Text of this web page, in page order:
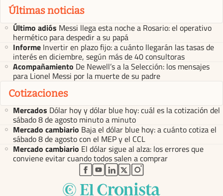
Últimas noticias
Último adiós Messi llega esta noche a Rosario: el operativo
hermético para despedir a su papá
Informe Invertir en plazo fijo: a cuánto llegarán las tasas de
interés en diciembre, según más de 40 consultoras
Acompañamiento De Newell’s a la Selección: los mensajes
para Lionel Messi por la muerte de su padre
Cotizaciones
Mercados Dólar hoy y dólar blue hoy: cuál es la cotización del
sábado 8 de agosto minuto a minuto
Mercado cambiario Baja el dólar blue hoy: a cuánto cotiza el
sábado 8 de agosto con el MEP y el CCL
Mercado cambiario El dólar sigue al alza: los errores que
conviene evitar cuando todos salen a comprar
abre en nueva pestaña
abre en nueva pestaña
abre en nueva pestaña
abre en nueva pestaña
abre en nueva pestaña